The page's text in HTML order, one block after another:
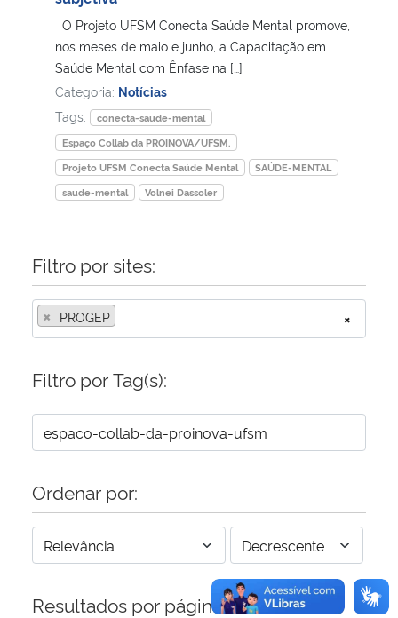
Ministério de Minas e Energia
Ministério da Ciência, Tecnologia, Inovações e Comunicações
Ministério do Meio Ambiente
Ministério do Turismo
Ministério do Desenvolvimento Regional
Ministério da Mulher, da Família e dos Direitos Humanos
Secretaria-Geral
Secretaria de Governo
Gabinete de Segurança Institucional
Banco Central do Brasil
O Projeto UFSM Conecta Saúde Mental promove,
nos meses de maio e junho, a Capacitação em
Saúde Mental com Ênfase na […]
Categoria: Notícias
Tags:
conecta-saude-mental
Espaço Collab da PROINOVA/UFSM.
Projeto UFSM Conecta Saúde Mental
SAÚDE-MENTAL
saude-mental
Volnei Dassoler
Filtro por sites:
×
× PROGEP
Filtro por Tag(s):
Ordenar por:
Resultados por página: